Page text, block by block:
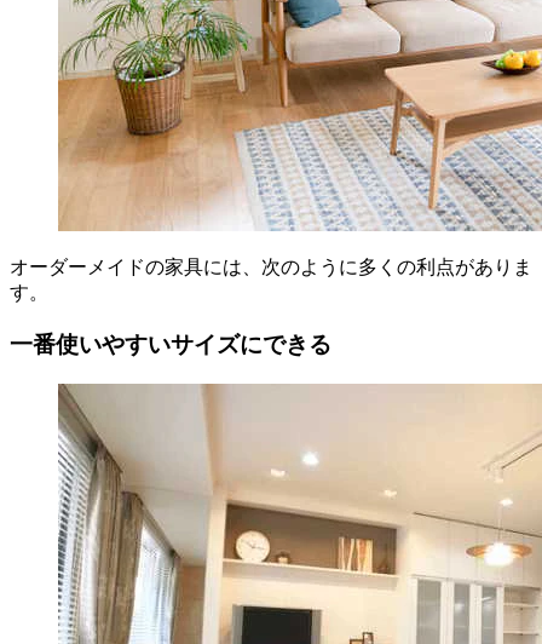
オーダーメイドの家具には、次のように多くの利点がありま
す。
一番使いやすいサイズにできる